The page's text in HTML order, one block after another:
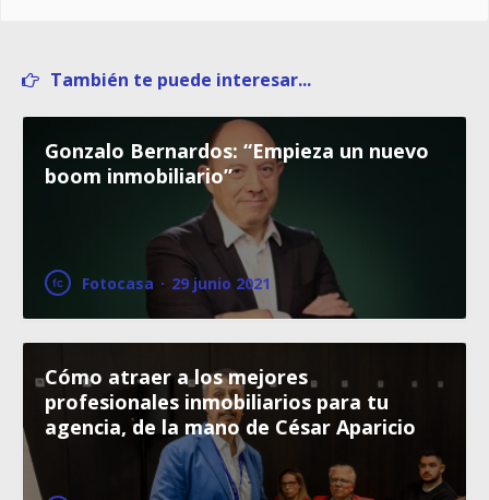
También te puede interesar...
Gonzalo Bernardos: “Empieza un nuevo
boom inmobiliario”
Fotocasa · 29 junio 2021
Cómo atraer a los mejores
profesionales inmobiliarios para tu
agencia, de la mano de César Aparicio